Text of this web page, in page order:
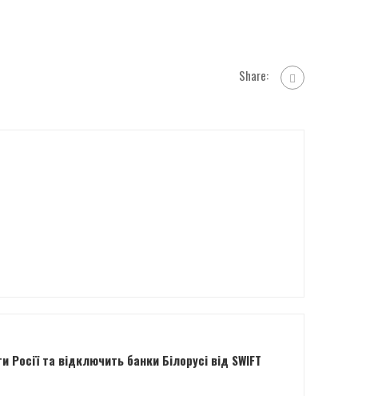
Share:
Росії та відключить банки Білорусі від SWIFT